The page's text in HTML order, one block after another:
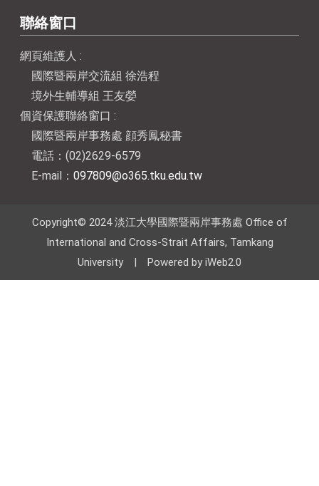
聯絡窗口
網頁維護人 :
國際暨兩岸交流組 徐浩程
境外生輔導組 王友嫈
個資保護聯絡窗口 :
國際暨兩岸事務處 顔秀鳳秘書
電話：(02)2629-6579
E-mail： 097809@o365.tku.edu.tw
Copyright© 2024 淡江大學國際暨兩岸事務處 Office of
International and Cross-Strait Affairs, Tamkang
University | Powered by iWeb2.0